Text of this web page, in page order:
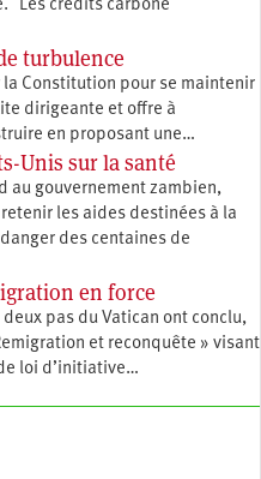
Les crédits carbone
turbulence
Constitution pour se maintenir
dirigeante et offre à
en proposant une…
Unis sur la santé
au gouvernement zambien,
les aides destinées à la
des centaines de
en force
pas du Vatican ont conclu,
et reconquête » visant
loi d’initiative…